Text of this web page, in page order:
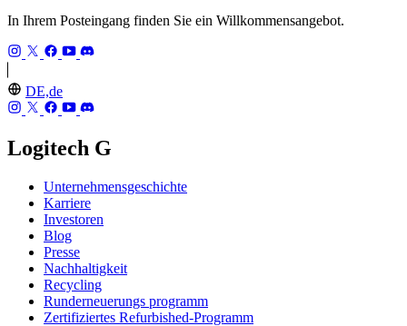
In Ihrem Posteingang finden Sie ein Willkommensangebot.
DE,de
Logitech G
Unternehmensgeschichte
Karriere
Investoren
Blog
Presse
Nachhaltigkeit
Recycling
Runderneuerungs programm
Zertifiziertes Refurbished-Programm